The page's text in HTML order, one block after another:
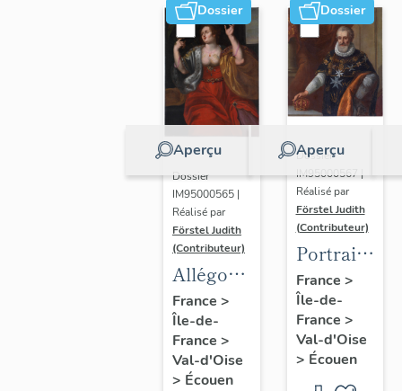
Dossier
Aperçu
Dossier
IM95000565 |
Réalisé par
Förstel Judith
(Contributeur)
Allégories
du
Toucher
et de la
Vue.
France >
Île-de-
France >
Val-d'Oise
> Écouen
Dossier
Aperçu
Dossier
IM95000567 |
Réalisé par
Förstel Judith
(Contributeur)
Portrait
du roi
Henri IV
France >
Île-de-
France >
Val-d'Oise
> Écouen